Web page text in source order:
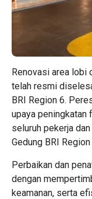
Renovasi area lobi
telah resmi
BRI Region 6.
upaya
seluruh pekerja
Gedung BRI Region
Perbaikan dan
dengan
keamanan, serta